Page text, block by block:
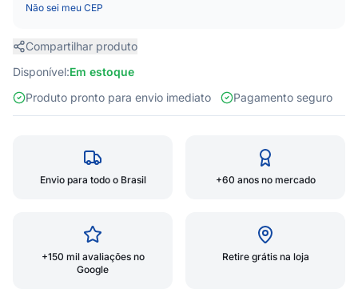
Não sei meu CEP
Compartilhar produto
Disponível:Em estoque
Produto pronto para envio imediato
Pagamento seguro
Envio para todo o Brasil +60 anos no mercado
+150 mil avaliações no
Google
Retire grátis na loja